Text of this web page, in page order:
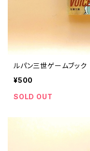
ルパン三世ゲームブック
¥500
SOLD OUT